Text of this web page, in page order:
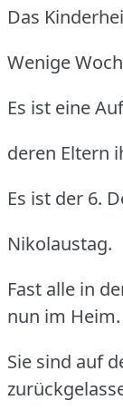
Das
Wenige
Es ist eine
deren Eltern
Es ist der 6.
Nikolaustag.
Fast alle in
nun im Heim.
Sie sind auf